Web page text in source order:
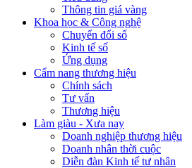
Thông tin giá vàng
Khoa học & Công nghệ
Chuyển đổi số
Kinh tế số
Ứng dụng
Cẩm nang thương hiệu
Chính sách
Tư vấn
Thương hiệu
Làm giàu - Xưa nay
Doanh nghiệp thương hiệu
Doanh nhân thời cuộc
Diễn đàn Kinh tế tư nhân